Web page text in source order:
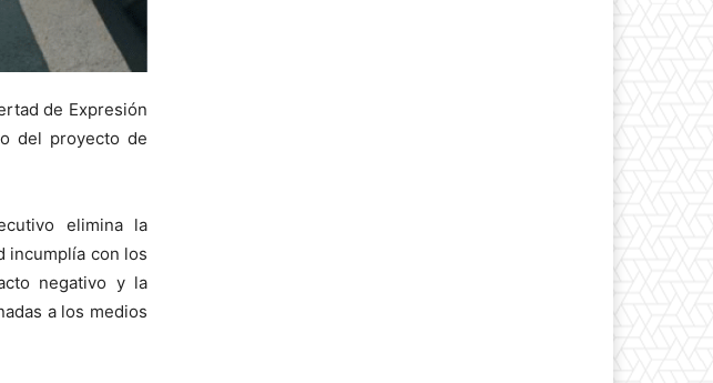
de Expresión
del proyecto de
elimina la
incumplía con los
negativo y la
a los medios